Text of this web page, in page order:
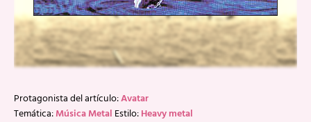
Protagonista del artículo:Avatar
Temática:Música Metal Estilo:Heavy metal